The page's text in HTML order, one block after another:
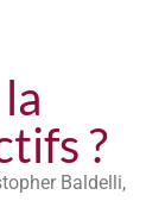
?
Baldelli,